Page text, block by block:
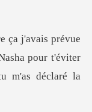
pour t'éviter